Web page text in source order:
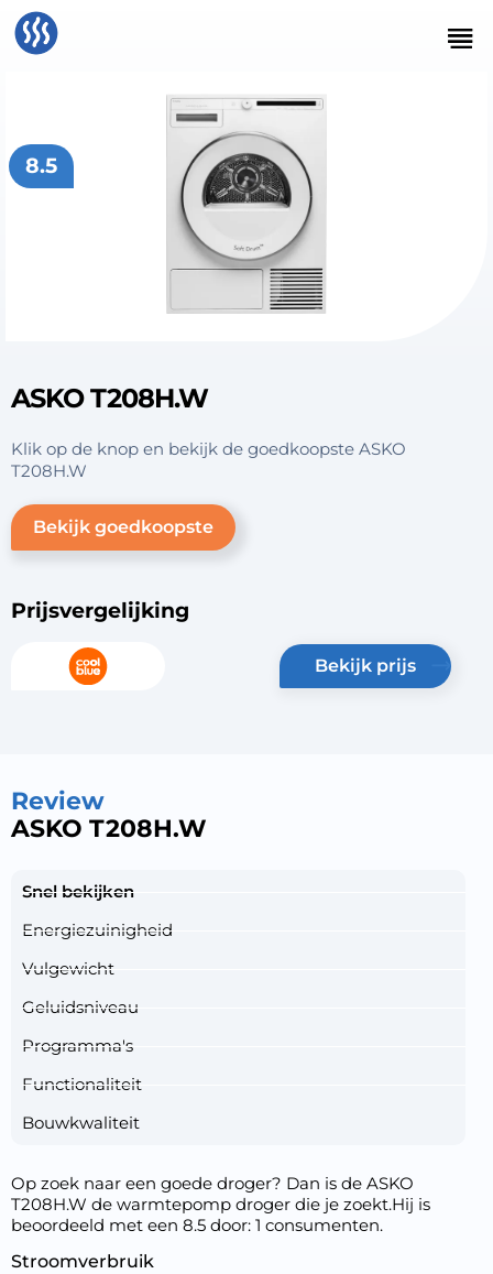
8.5
ASKO T208H.W
Klik op de knop en bekijk de goedkoopste ASKO
T208H.W
Bekijk goedkoopste
Prijsvergelijking
bekijk prijs
Review
ASKO T208H.W
Snel bekijken
Energiezuinigheid
Vulgewicht
Geluidsniveau
Programma's
Functionaliteit
Bouwkwaliteit
Op zoek naar een goede droger? Dan is de ASKO
T208H.W de warmtepomp droger die je zoekt.Hij is
beoordeeld met een 8.5 door: 1 consumenten.
Stroomverbruik